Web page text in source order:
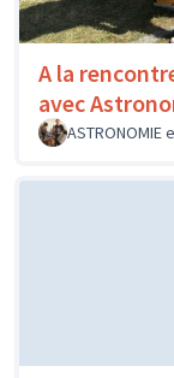
A la
avec
ASTRONOMIE